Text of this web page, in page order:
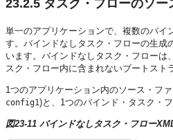
23.2.5 タスク・フローのソ
単一のアプリケーションで、複数のバイ
す。バインドなしタスク・フローの生成
います。バインドなしタスク・フロー
スク・フロー内に含まれないブートス
1つのアプリケーション内のソース・フ
config1)と、1つのバインド・タスク・
図23-11 バインドなしタスク・フロー